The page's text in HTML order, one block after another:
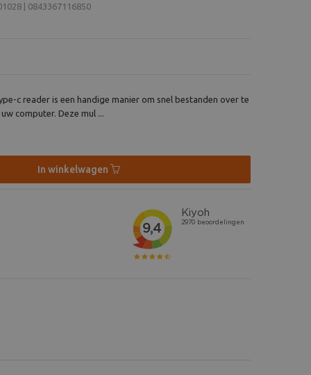
| 0843367116850
c reader is een handige manier om snel bestanden over te
computer. Deze mul ...
In winkelwagen